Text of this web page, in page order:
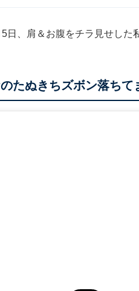
日、肩＆お腹をチラ見せした
たぬきちズボン落ちて